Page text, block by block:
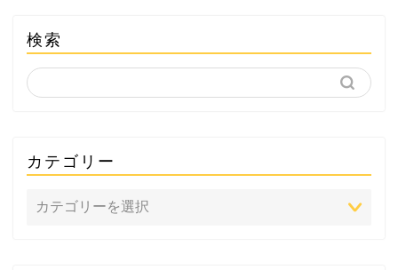
検索
カテゴリー